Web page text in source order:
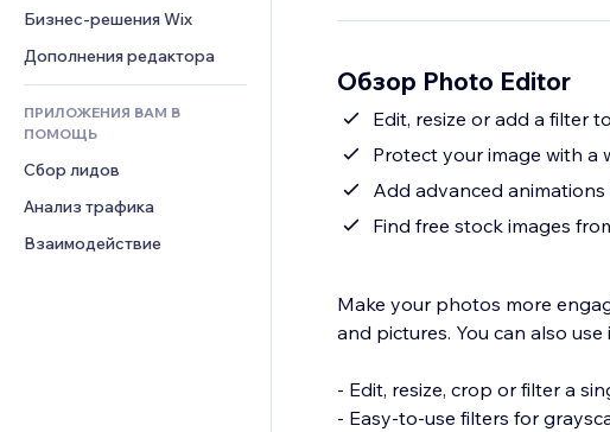
Еда и напитки
Новости
Баннеры и значки
Калькуляторы
Погода
Графики и таблицы
Телефон
Сообщество
Отзывы и комментарии
Управление отношениями с
клиентом (CRM)
Бизнес-решения Wix
Дополнения редактора
ПРИЛОЖЕНИЯ ВАМ В
ПОМОЩЬ
Сбор лидов
Анализ трафика
Взаимодействие
Обзор Photo Editor
Edit, resize or add a filter
Protect your image with a
Add advanced
Find free stock images
Make your photos more
and pictures. You can also
- Edit, resize, crop or filter a
- Easy-to-use filters for